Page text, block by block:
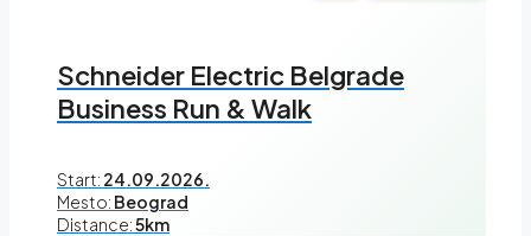
Schneider Electric Belgrade
Business Run & Walk
Start: 24.09.2026.
Mesto: Beograd
Distance:5km